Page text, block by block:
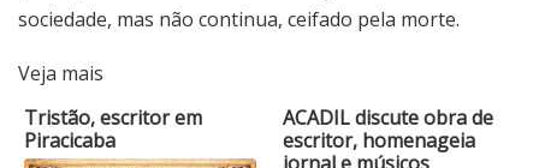
sociedade, mas não continua, ceifado pela morte.
Veja mais
Tristão, escritor em
Piracicaba
ACADIL discute obra de
escritor, homenageia